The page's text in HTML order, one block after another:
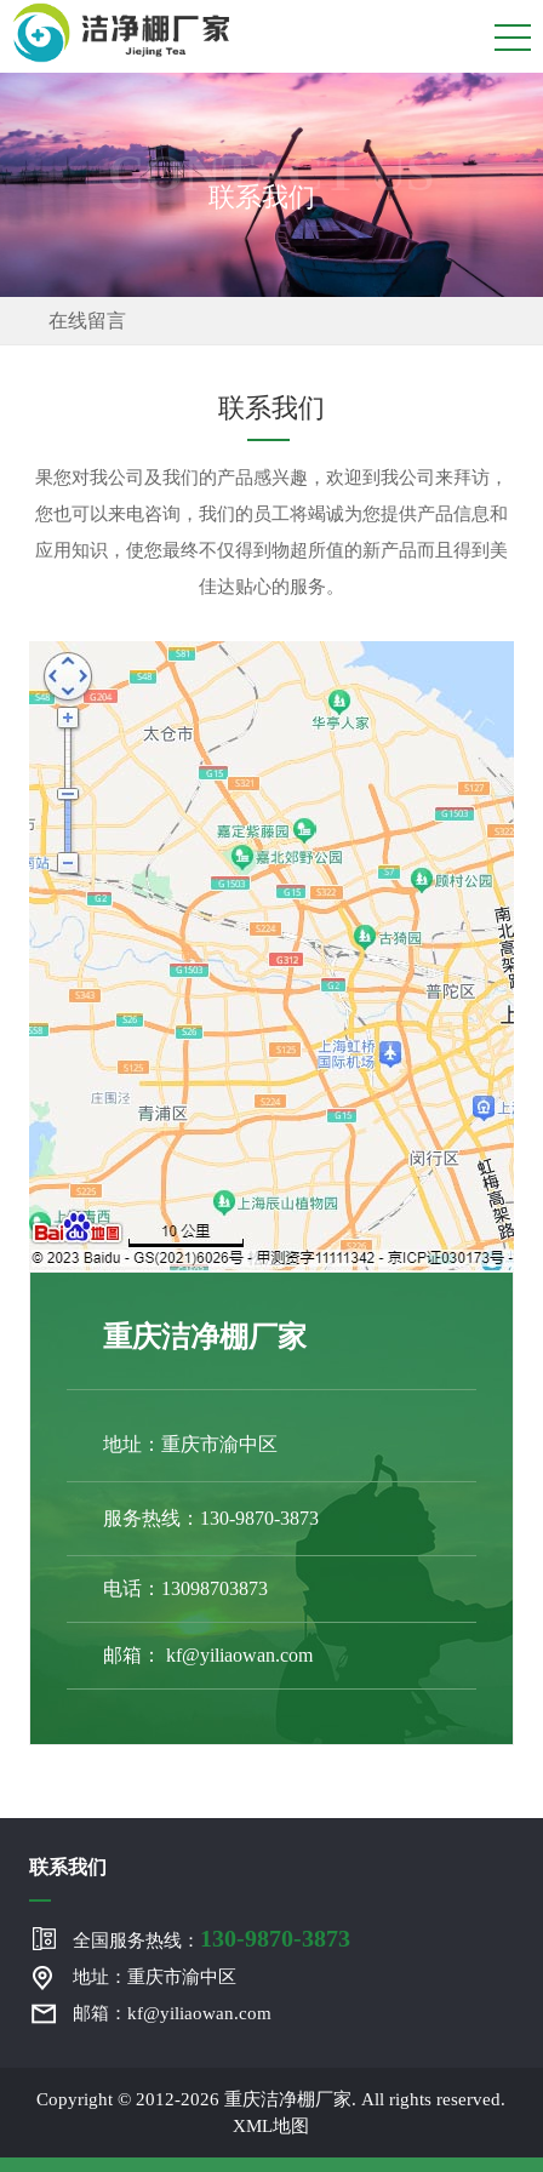
CONTACT US
联系我们
在线留言
联系我们
果您对我公司及我们的产品感兴趣，欢迎到我公司来拜访，
您也可以来电咨询，我们的员工将竭诚为您提供产品信息和
应用知识，使您最终不仅得到物超所值的新产品而且得到美
佳达贴心的服务。
重庆洁净棚厂家
地址：重庆市渝中区
服务热线：130-9870-3873
电话：13098703873
邮箱： kf@yiliaowan.com
联系我们
全国服务热线： 130-9870-3873
地址：重庆市渝中区
邮箱：kf@yiliaowan.com
Copyright © 2012-2026 重庆洁净棚厂家. All rights reserved.
XML地图